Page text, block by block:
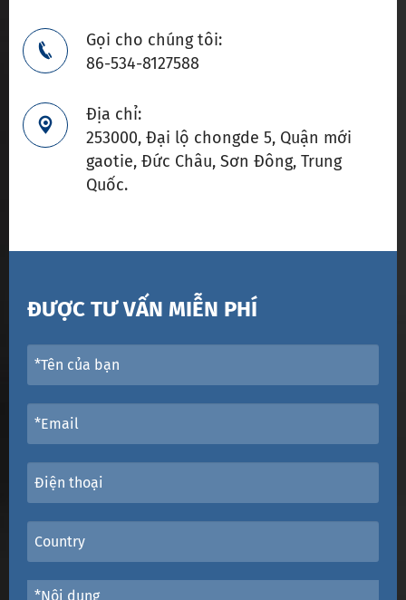

Gọi cho chúng tôi:
86-534-8127588

Địa chỉ:
253000, Đại lộ chongde 5, Quận mới
gaotie, Đức Châu, Sơn Đông, Trung
Quốc.
ĐƯỢC TƯ VẤN MIỄN PHÍ